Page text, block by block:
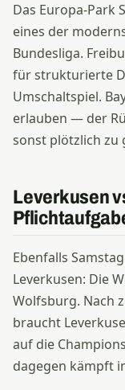
Das Europa-Park
eines der
Bundesliga.
für strukturierte
Umschaltspiel.
erlauben — der
sonst plötzlich zu
Leverkusen
Ebenfalls
Leverkusen: Die
Wolfsburg. Nach
braucht
auf die
dagegen kämpft